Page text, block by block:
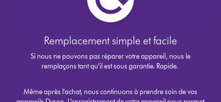
Remplacement simple et facile
Si nous ne pouvons pas réparer votre appareil, nous le
remplaçons tant qu’il est sous garantie. Rapide.
Même après l'achat, nous continuons à prendre soin de vos